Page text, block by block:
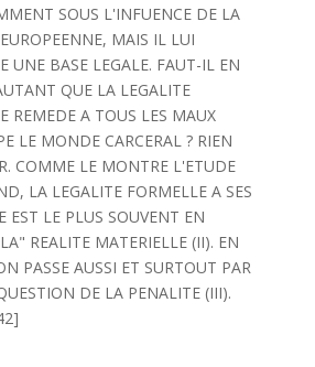
SOUS L'INFUENCE DE LA
MAIS IL LUI
UNE BASE LEGALE. FAUT-IL EN
QUE LA LEGALITE
REMEDE A TOUS LES MAUX
LE MONDE CARCERAL ? RIEN
COMME LE MONTRE L'ETUDE
LA LEGALITE FORMELLE A SES
EST LE PLUS SOUVENT EN
REALITE MATERIELLE (II). EN
PASSE AUSSI ET SURTOUT PAR
DE LA PENALITE (III).